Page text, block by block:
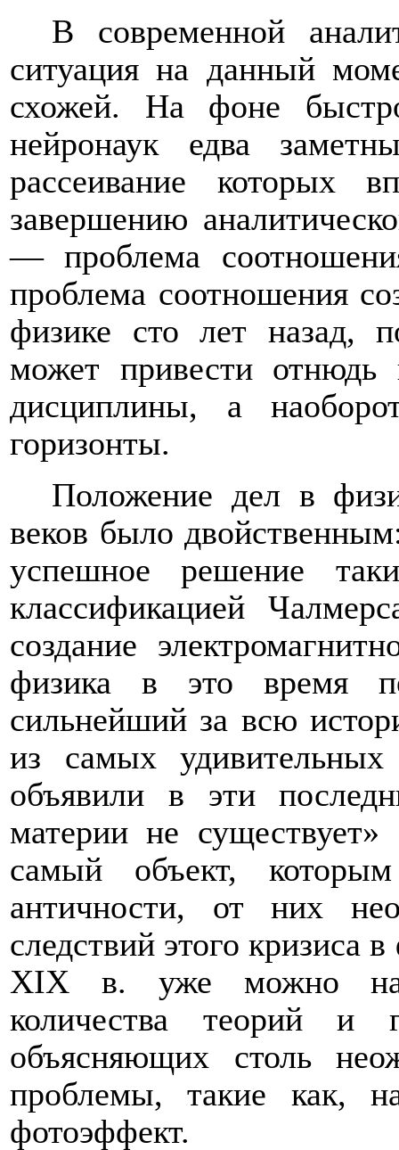
В современной
ситуация на данный
схожей. На фоне
нейронаук едва
рассеивание которых
завершению
— проблема
проблема соотношения
физике сто лет назад,
может привести
дисциплины, а
горизонты.
Положение дел в
веков было
успешное решение
классификацией
создание
физика в это время
сильнейший за всю
из самых
объявили в эти
материи не существует»
самый объект,
античности, от них
следствий этого кризиса
ХIХ в. уже можно
количества теорий и
объясняющих столь
проблемы, такие как,
фотоэффект.